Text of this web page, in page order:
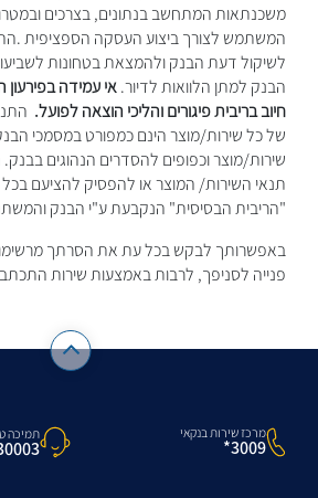
משכנתאות המתחשב בנתונים, בצרכים
המשתמש לצורך ביצוע העסקה הספציפית
לשיקול דעת הבנק ולהמצאת בטחונות
הבנק למתן הלוואות לדיור. אי עמידה בפירעון
חיוב בריבית פיגורים והליכי הוצאה לפועל.
של כל שירות/מוצר הינם כמפורט במסמכי
שירות/מוצר וכפופים להסדרים הנהוגים
תנאי השירות/ המוצר או להפסיק להציעם בכל
"הריבית הבסיסית" הנקבעת ע"י הבנק
באפשרותך לבקש בכל עת את הסרתך מרשימות
פנייה לסניפך, לרבות באמצעות שירות
מרכז שירות בנקאי
3009*
תמיכה